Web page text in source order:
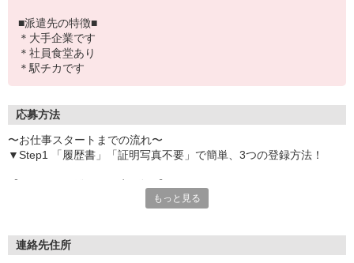
■派遣先の特徴■
＊大手企業です
＊社員食堂あり
＊駅チカです
応募方法
〜お仕事スタートまでの流れ〜
▼Step1 「履歴書」「証明写真不要」で簡単、3つの登録方法！
いつでも好きな時間に登録OK
受付時間/平日9:00〜19:00
もっと見る
連絡先住所